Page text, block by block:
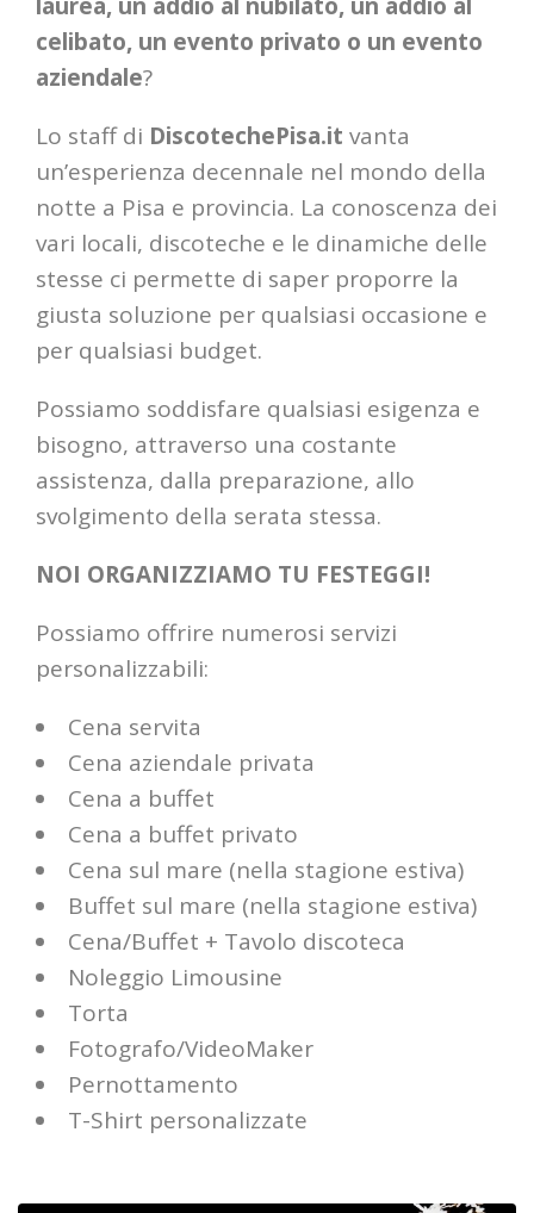
celibato, un evento privato o un evento
aziendale?
Lo staff di DiscotechePisa.it vanta
un’esperienza decennale nel mondo della
notte a Pisa e provincia. La conoscenza dei
vari locali, discoteche e le dinamiche delle
stesse ci permette di saper proporre la
giusta soluzione per qualsiasi occasione e
per qualsiasi budget.
Possiamo soddisfare qualsiasi esigenza e
bisogno, attraverso una costante
assistenza, dalla preparazione, allo
svolgimento della serata stessa.
NOI ORGANIZZIAMO TU FESTEGGI!
Possiamo offrire numerosi servizi
personalizzabili:
Cena servita
Cena aziendale privata
Cena a buffet
Cena a buffet privato
Cena sul mare (nella stagione estiva)
Buffet sul mare (nella stagione estiva)
Cena/Buffet + Tavolo discoteca
Noleggio Limousine
Torta
Fotografo/VideoMaker
Pernottamento
T-Shirt personalizzate